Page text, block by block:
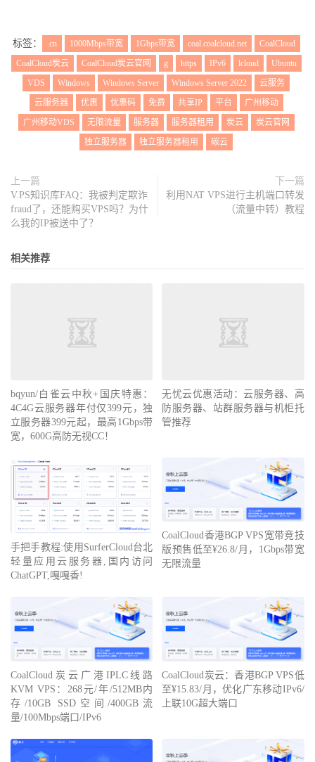
标签： .cn 1000Mbps带宽 1Gbps带宽 coal.coalcloud.net
CoalCloud
CoalCloud炭云
CoalCloud炭云官网 g https IPv6 lcloud
Ubuntu
VDS
Windows Windows Server Windows Server 2022
云服务
云服务器
优惠 优惠码 免费 共享IP 平台
广州移动
广州移动VDS
无限流量 服务器 服务器租用 炭云
炭云官网
独立服务器
独立服务器租用 碳云
上一篇
V.PS知识库FAQ：我被判定欺诈
fraud了，还能购买VPS吗？为什
么我的IP被送中了？
下一篇
利用NAT VPS进行主机端口转发
（流量中转）教程
相关推荐
bqyun/白雀云中秋+国庆特惠：
4C4G云服务器年付仅399元，独
立服务器399元起，最高1Gbps带
宽，600G高防无视CC！
无忧云优惠活动：云服务器、高
防服务器、站群服务器与机柜托
管推荐
手把手教程:使用SurferCloud台北
轻量应用云服务器,国内访问
ChatGPT,嘎嘎香!
CoalCloud香港BGP VPS宽带竞技
版预售低至¥26.8/月，1Gbps带宽
无限流量
CoalCloud炭云广港IPLC线路
KVM VPS：268元/年/512MB内
存/10GB SSD空间/400GB流
量/100Mbps端口/IPv6
CoalCloud炭云：香港BGP VPS低
至¥15.83/月，优化广东移动IPv6/
上联10G超大端口